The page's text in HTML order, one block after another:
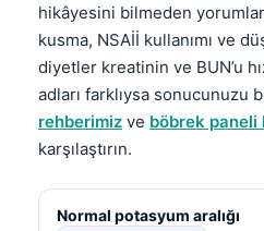
hikâyesini bilmeden
kusma, NSAİİ kullanımı ve
diyetler kreatinin ve BUN’u
adları farklıysa sonucunuzu
rehberimiz ve böbrek paneli
karşılaştırın.
Normal potasyum aralığı